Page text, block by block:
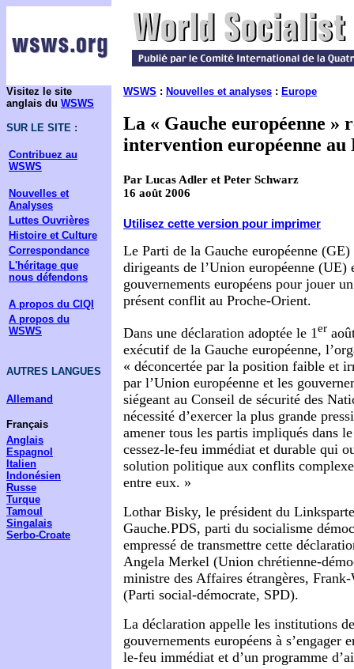
Visitez le site
anglais du WSWS
SUR LE SITE :
Contribuez au
WSWS
Nouvelles et
Analyses
Luttes Ouvrières
Histoire et Culture
Correspondance
L'héritage que
nous défendons
A propos du CIQI
A propos du
WSWS
AUTRES LANGUES
Allemand
Français
Anglais
Espagnol
Italien
Indonésien
Russe
Turque
Tamoul
Singalais
Serbo-Croate
WSWS : Nouvelles et analyses : Europe
La « Gauche européenne »
intervention européenne au
Par Lucas Adler et Peter Schwarz
16 août 2006
Utilisez cette version pour imprimer
Le Parti de la Gauche européenne
dirigeants de l’Union européenne (UE)
gouvernements européens pour jouer
présent conflit au Proche-Orient.
Dans une déclaration adoptée le 1er
exécutif de la Gauche européenne,
« déconcertée par la position faible et
par l’Union européenne et les
siégeant au Conseil de sécurité des
nécessité d’exercer la plus grande
amener tous les partis impliqués dans
cessez-le-feu immédiat et durable qui
solution politique aux conflits
entre eux. »
Lothar Bisky, le président du
Gauche.PDS, parti du socialisme
empressé de transmettre cette
Angela Merkel (Union chrétienne-
ministre des Affaires étrangères,
(Parti social-démocrate, SPD).
La déclaration appelle les institutions
gouvernements européens à s’engager
le-feu immédiat et d’un programme